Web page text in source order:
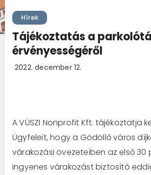
Hírek
Tájékoztatás a
érvényességéről
2022. december 12.
A VÜSZI Nonprofit Kft. tájékoztatja
Ügyfeleit, hogy a Gödöllő város
várakozási övezeteiben az első 30
ingyenes várakozást biztosító